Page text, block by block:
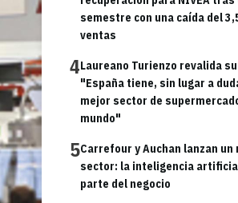
semestre con una caída del
ventas
4Laureano Turienzo revalida
"España tiene, sin lugar a
mejor sector de
mundo"
5Carrefour y Auchan lanzan un
sector: la inteligencia
parte del negocio